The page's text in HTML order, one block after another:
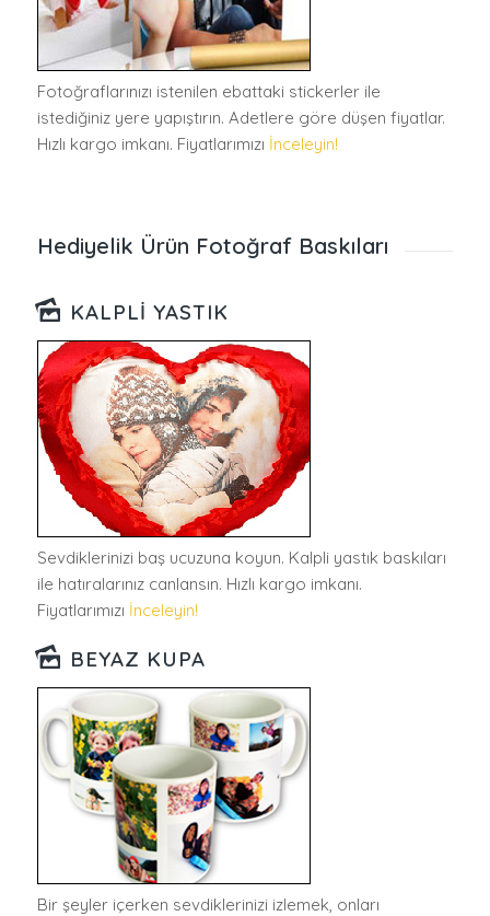
Fotoğraflarınızı istenilen ebattaki stickerler ile
istediğiniz yere yapıştırın. Adetlere göre düşen fiyatlar.
Hızlı kargo imkanı. Fiyatlarımızı İnceleyin!
Hediyelik Ürün Fotoğraf Baskıları
KALPLI YASTIK
Sevdiklerinizi baş ucuzuna koyun. Kalpli yastık baskıları
ile hatıralarınız canlansın. Hızlı kargo imkanı.
Fiyatlarımızı İnceleyin!
BEYAZ KUPA
Bir şeyler içerken sevdiklerinizi izlemek, onları